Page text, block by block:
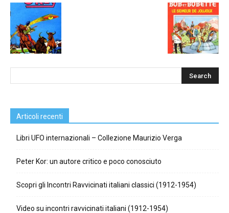
Articoli recenti
Libri UFO internazionali – Collezione Maurizio Verga
Peter Kor: un autore critico e poco conosciuto
Scopri gli Incontri Ravvicinati italiani classici (1912-1954)
Video su incontri ravvicinati italiani (1912-1954)